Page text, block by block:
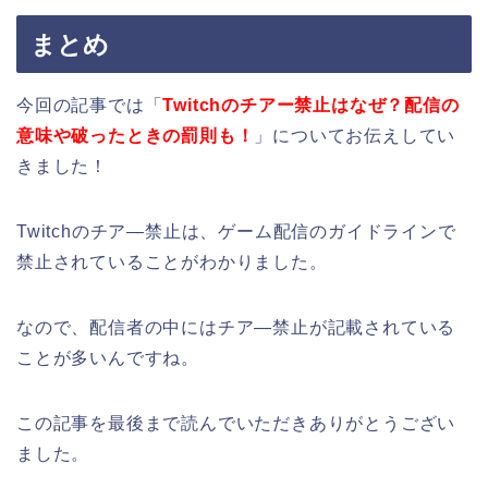
まとめ
今回の記事では「Twitchのチアー禁止はなぜ？配信の
意味や破ったときの罰則も！
」についてお伝えしてい
きました！
Twitchのチア―禁止は、ゲーム配信のガイドラインで
禁止されていることがわかりました。
なので、配信者の中にはチア―禁止が記載されている
ことが多いんですね。
この記事を最後まで読んでいただきありがとうござい
ました。